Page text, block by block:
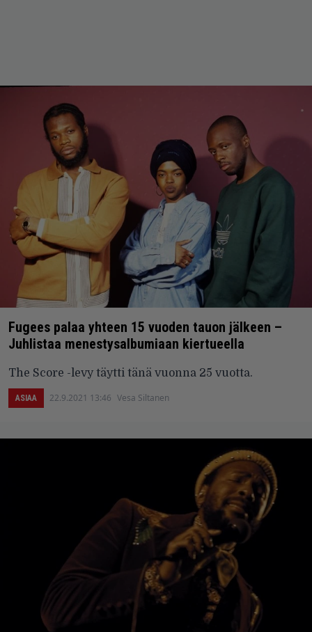
Fugees palaa yhteen 15 vuoden tauon jälkeen –
Juhlistaa menestysalbumiaan kiertueella
The Score -levy täytti tänä vuonna 25 vuotta.
ASIAA 22.9.2021 13:46 Vesa Siltanen